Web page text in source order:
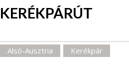
KERÉKPÁRÚT
Alsó-Ausztria Kerékpár